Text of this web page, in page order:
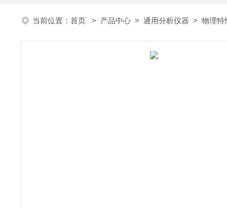
当前位置： 首页 > 产品中心 > 通用分析仪器 > 物理特